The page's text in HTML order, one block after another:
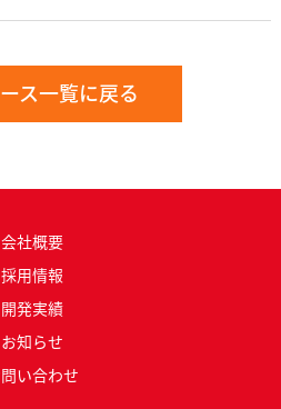
ス一覧に戻る
会社概要
採用情報
開発実績
お知らせ
い合わせ